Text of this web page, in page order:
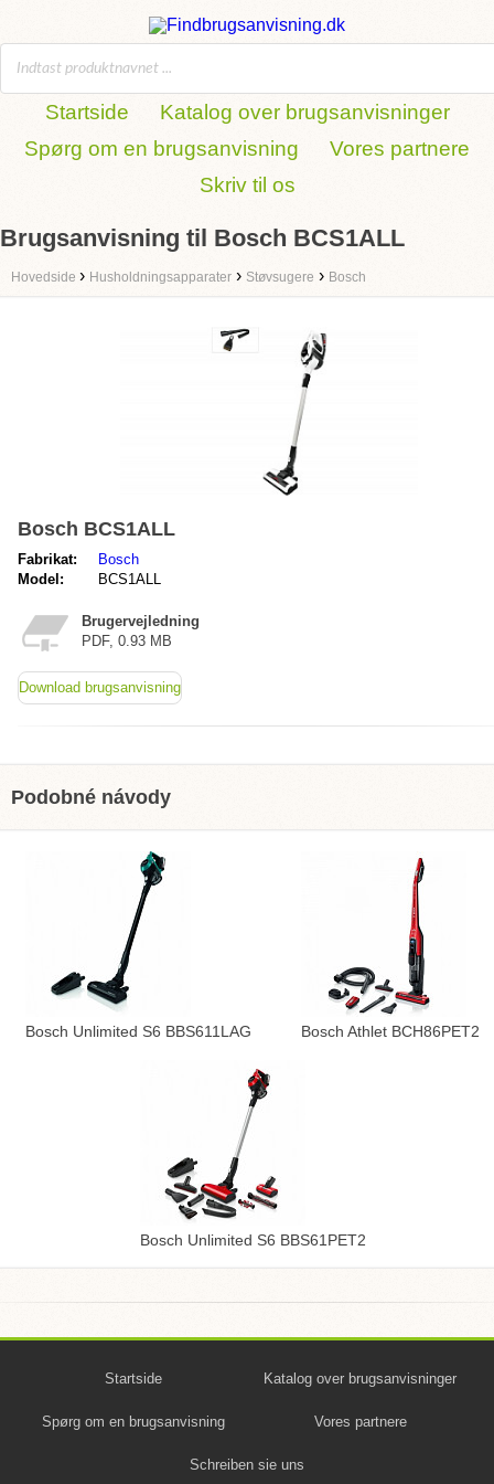
Startside
Katalog over brugsanvisninger
Spørg om en brugsanvisning
Vores partnere
Skriv til os
Brugsanvisning til Bosch BCS1ALL
Hovedside › Husholdningsapparater › Støvsugere › Bosch
Bosch BCS1ALL
Fabrikat:
Bosch
Model:
BCS1ALL
Brugervejledning
PDF, 0.93 MB
Download brugsanvisning
Podobné návody
Bosch Unlimited S6 BBS611LAG Bosch Athlet BCH86PET2
Bosch Unlimited S6 BBS61PET2
Startside Katalog over brugsanvisninger
Spørg om en brugsanvisning Vores partnere
Schreiben sie uns